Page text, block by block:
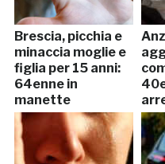
Brescia, picchia e
minaccia moglie e
figlia per 15 anni:
64enne in
manette